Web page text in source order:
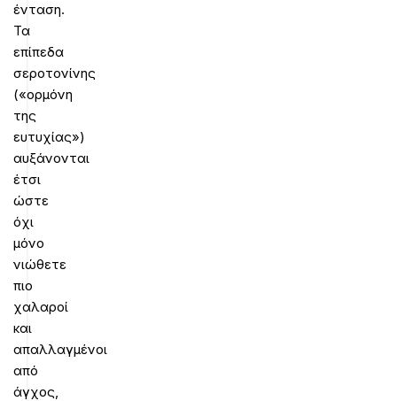
ένταση.
Τα
επίπεδα
σεροτονίνης
(«ορμόνη
της
ευτυχίας»)
αυξάνονται
έτσι
ώστε
όχι
μόνο
νιώθετε
πιο
χαλαροί
και
απαλλαγμένοι
από
άγχος,